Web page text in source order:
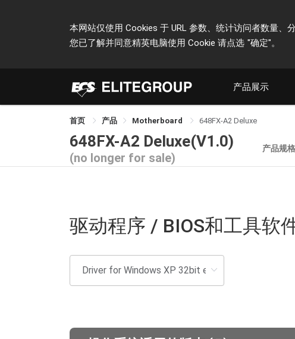
本网站仅使用 Cookies 于 URL 参数、统计访问者数量
您已了解并同意精英电脑使用 Cookie 请点选 "确定"。
产品展示
首页 产品 Motherboard 648FX-A2 Deluxe
648FX-A2 Deluxe(V1.0)
(no longer for sale)
产品规格
驱动程序 / BIOS和工具软